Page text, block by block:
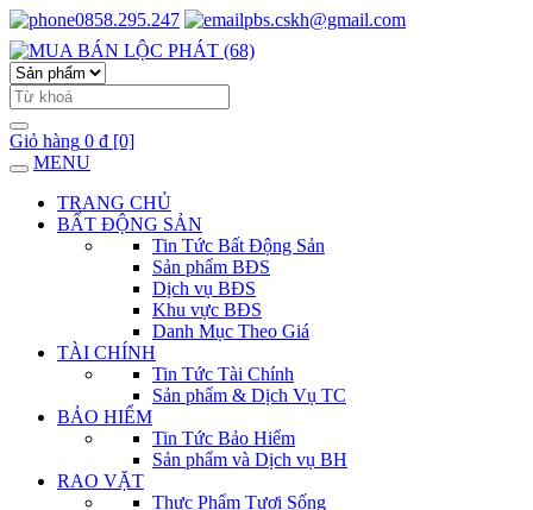
0858.295.247 pbs.cskh@gmail.com
Giỏ hàng 0 đ [0]
MENU
TRANG CHỦ
BẤT ĐỘNG SẢN
Tin Tức Bất Động Sản
Sản phẩm BĐS
Dịch vụ BĐS
Khu vực BĐS
Danh Mục Theo Giá
TÀI CHÍNH
Tin Tức Tài Chính
Sản phẩm & Dịch Vụ TC
BẢO HIỂM
Tin Tức Bảo Hiểm
Sản phẩm và Dịch vụ BH
RAO VẶT
Thực Phẩm Tươi Sống